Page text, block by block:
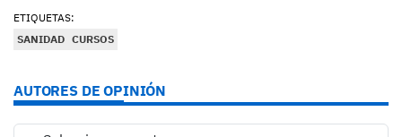
ETIQUETAS:
SANIDAD CURSOS
AUTORES DE OPINIÓN